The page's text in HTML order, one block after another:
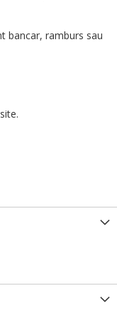
bancar, ramburs sau